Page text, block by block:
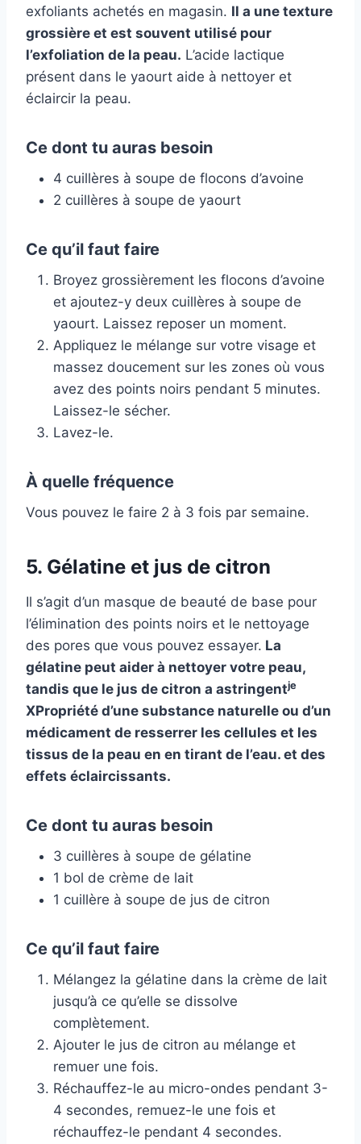
exfoliants achetés en magasin. Il a une texture
grossière et est souvent utilisé pour
l’exfoliation de la peau. L’acide lactique
présent dans le yaourt aide à nettoyer et
éclaircir la peau.
Ce dont tu auras besoin
4 cuillères à soupe de flocons d’avoine
2 cuillères à soupe de yaourt
Ce qu’il faut faire
Broyez grossièrement les flocons d’avoine
et ajoutez-y deux cuillères à soupe de
yaourt. Laissez reposer un moment.
Appliquez le mélange sur votre visage et
massez doucement sur les zones où vous
avez des points noirs pendant 5 minutes.
Laissez-le sécher.
Lavez-le.
À quelle fréquence
Vous pouvez le faire 2 à 3 fois par semaine.
5. Gélatine et jus de citron
Il s’agit d’un masque de beauté de base pour
l’élimination des points noirs et le nettoyage
des pores que vous pouvez essayer. La
gélatine peut aider à nettoyer votre peau,
tandis que le jus de citron a astringentje
XPropriété d’une substance naturelle ou d’un
médicament de resserrer les cellules et les
tissus de la peau en en tirant de l’eau. et des
effets éclaircissants.
Ce dont tu auras besoin
3 cuillères à soupe de gélatine
1 bol de crème de lait
1 cuillère à soupe de jus de citron
Ce qu’il faut faire
Mélangez la gélatine dans la crème de lait
jusqu’à ce qu’elle se dissolve
complètement.
Ajouter le jus de citron au mélange et
remuer une fois.
Réchauffez-le au micro-ondes pendant 3-
4 secondes, remuez-le une fois et
réchauffez-le pendant 4 secondes.